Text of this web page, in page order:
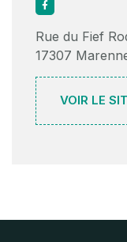
Rue du Fief
17307
VOIR LE